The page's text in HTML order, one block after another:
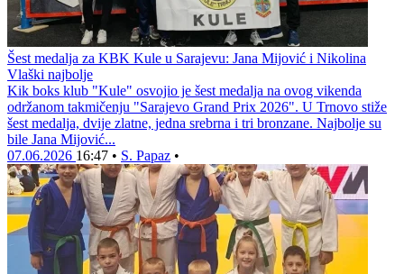
Šest medalja za KBK Kule u Sarajevu: Jana Mijović i Nikolina
Vlaški najbolje
Kik boks klub "Kule" osvojio je šest medalja na ovog vikenda
održanom takmičenju "Sarajevo Grand Prix 2026". U Trnovo stiže
šest medalja, dvije zlatne, jedna srebrna i tri bronzane. Najbolje su
bile Jana Mijović...
07.06.2026 16:47 • S. Papaz •